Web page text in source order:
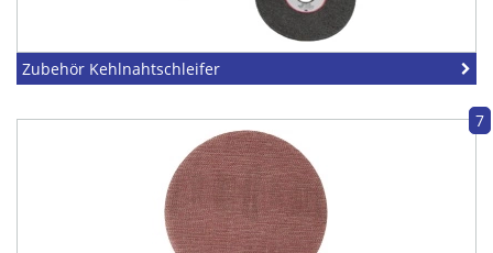
Zubehör Kehlnahtschleifer
7